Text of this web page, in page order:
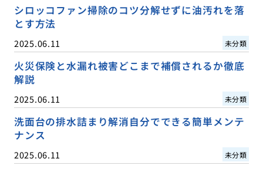
シロッコファン掃除のコツ分解せずに油汚れを落
とす方法
2025.06.11 未分類
火災保険と水漏れ被害どこまで補償されるか徹底
解説
2025.06.11 未分類
洗面台の排水詰まり解消自分でできる簡単メンテ
ナンス
2025.06.11 未分類